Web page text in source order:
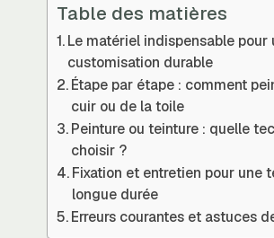
Table des matières
Le matériel indispensable pour
customisation durable
Étape par étape : comment
cuir ou de la toile
Peinture ou teinture : quelle
choisir ?
Fixation et entretien pour une
longue durée
Erreurs courantes et astuces